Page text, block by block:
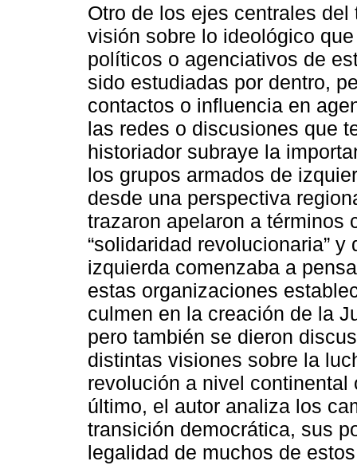
Otro de los ejes centrales
visión sobre lo ideológico
políticos o agenciativos de
sido estudiadas por dentro,
contactos o influencia en
las redes o discusiones que
historiador subraye la
los grupos armados de
desde una perspectiva
trazaron apelaron a términos
“solidaridad revolucionaria”
izquierda comenzaba a
estas organizaciones
culmen en la creación de la
pero también se dieron
distintas visiones sobre la
revolución a nivel
último, el autor analiza los
transición democrática, sus
legalidad de muchos de